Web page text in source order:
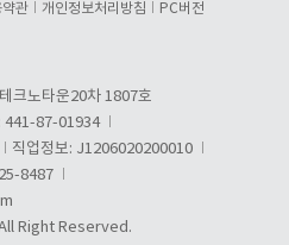
관 개인정보처리방침 PC버전
크노타운20차 1807호
441-87-01934
직업정보: J1206020200010
8487
Right Reserved.